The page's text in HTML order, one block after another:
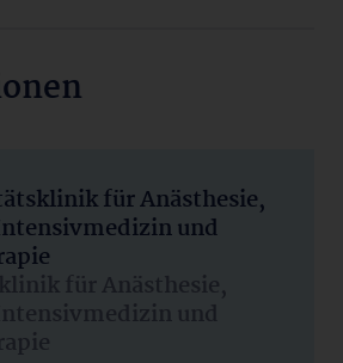
für Anästhesie,
und
für Anästhesie,
und